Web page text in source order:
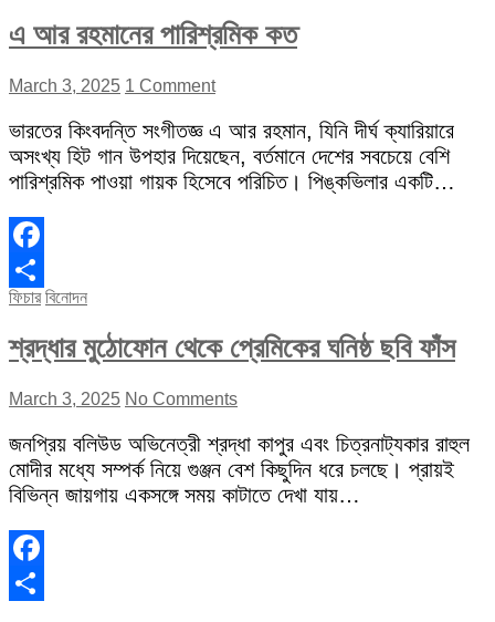
এ আর রহমানের পারিশ্রমিক কত
March 3, 2025 1 Comment
ভারতের কিংবদন্তি সংগীতজ্ঞ এ আর রহমান, যিনি দীর্ঘ ক্যারিয়ারে
অসংখ্য হিট গান উপহার দিয়েছেন, বর্তমানে দেশের সবচেয়ে বেশি
পারিশ্রমিক পাওয়া গায়ক হিসেবে পরিচিত। পিঙ্কভিলার একটি…
Facebook
Share
ফিচার বিনোদন
শ্রদ্ধার মুঠোফোন থেকে প্রেমিকের ঘনিষ্ঠ ছবি ফাঁস
March 3, 2025 No Comments
জনপ্রিয় বলিউড অভিনেত্রী শ্রদ্ধা কাপুর এবং চিত্রনাট্যকার রাহুল
মোদীর মধ্যে সম্পর্ক নিয়ে গুঞ্জন বেশ কিছুদিন ধরে চলছে। প্রায়ই
বিভিন্ন জায়গায় একসঙ্গে সময় কাটাতে দেখা যায়…
Facebook